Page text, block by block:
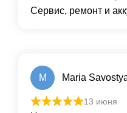
Сервис, ремонт и
M Maria
13 июня